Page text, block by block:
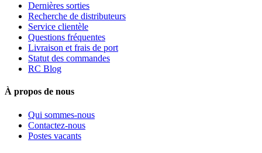
Dernières sorties
Recherche de distributeurs
Service clientèle
Questions fréquentes
Livraison et frais de port
Statut des commandes
RC Blog
À propos de nous
Qui sommes-nous
Contactez-nous
Postes vacants